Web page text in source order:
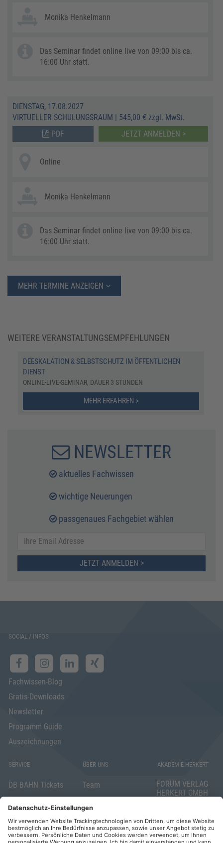
Monika Henkelmann
Das Seminar findet online live von 09:00 bis ca.
16:00 Uhr statt.
DIENSTAG, 17.08.2027
VIRTUELLER SCHULUNGSRAUM
545,00 € zzgl. MwSt.
PDF
JETZT ANMELDEN >
Online
Monika Henkelmann
Das Seminar findet online live von 09:00 bis ca.
16:00 Uhr statt.
MEHR TERMINE ANZEIGEN
WEITERE VERANSTALTUNGSEMPFEHLUNGEN
DEESKALATION & SELBSTSCHUTZ IM ÖFFENTLICHEN
DIENST
ONLINE-LIVE-SEMINAR, DAUER 3 STUNDEN
MEHR ERFAHREN >
NEWSLETTER
aktuelles Fachwissen
wichtige Neuerungen
passgenaues Fachgebiet wählen
JETZT ANMELDEN >
SOCIAL / INFOS
Fachwissen-Blog
Gratis-Downloads
Newsletter
Programm Guide
Auszeichnungen
SERVICE
DB BAHN Tickets
Veranstaltungsunterlagen
Widerrufsrecht
für Verbraucher
ÜBER UNS
Team
Die AKADEMIE
HERKERT
FORUM VERLAG
HERKERT
AKADEMIE HERKERT
FORUM VERLAG
HERKERT GMBH
86504 Merching
Telefon: +49